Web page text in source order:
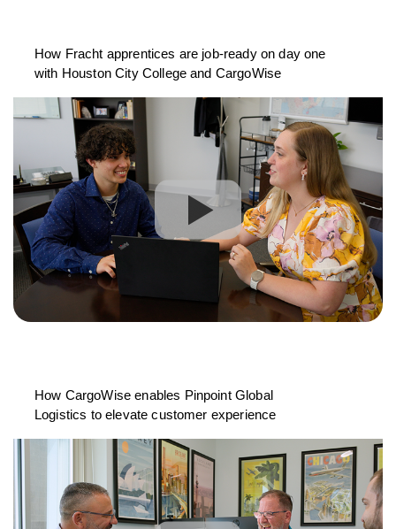
How Fracht apprentices are job-ready on day one
with Houston City College and CargoWise
How CargoWise enables Pinpoint Global
Logistics to elevate customer experience